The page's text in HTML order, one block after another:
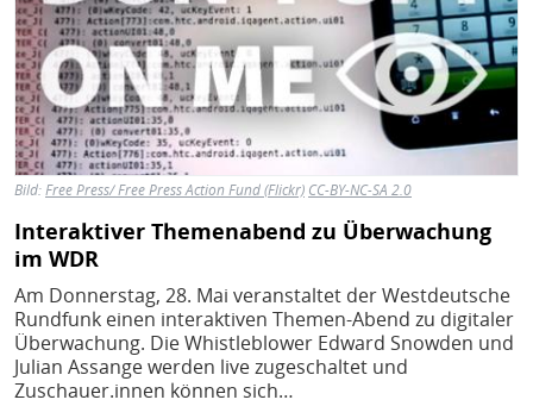
Bild:Free Press/ Free Press Action Fund (Flickr) CC-BY-NC-SA 2.0
Interaktiver Themenabend zu Überwachung
im WDR
Am Donnerstag, 28. Mai veranstaltet der Westdeutsche
Rundfunk einen interaktiven Themen-Abend zu digitaler
Überwachung. Die Whistleblower Edward Snowden und
Julian Assange werden live zugeschaltet und
Zuschauer.innen können sich…